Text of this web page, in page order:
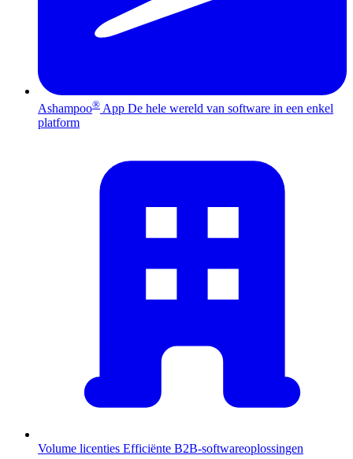
Ashampoo® App De hele wereld van software in een enkel
platform
Volume licenties Efficiënte B2B-softwareoplossingen